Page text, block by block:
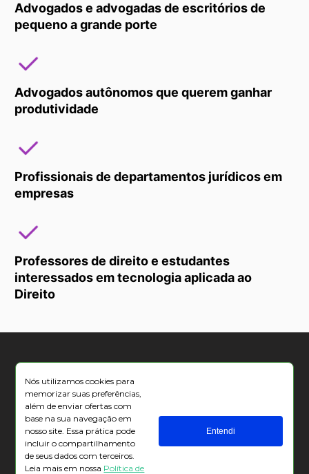
Nós utilizamos cookies para
memorizar suas preferências,
além de enviar ofertas com
base na sua navegação em
nosso site. Essa prática pode
incluir o compartilhamento
de seus dados com terceiros.
Leia mais em nossa Política de
Entendi
Advogados e advogadas de escritórios de
pequeno a grande porte
Advogados autônomos que querem ganhar
produtividade
Profissionais de departamentos jurídicos em
empresas
Professores de direito e estudantes
interessados em tecnologia aplicada ao
Direito
O que você será capaz
de fazer com ele
Reduzir drasticamente o tempo gasto em
tarefas operacionais